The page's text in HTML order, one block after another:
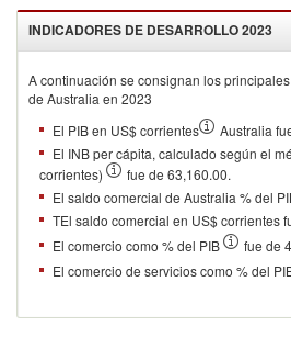
INDICADORES DE DESARROLLO2023
A continuación se consignan los
de Australia en 2023
El PIB en US$ corrientes
Australia
El INB per cápita, calculado según el
corrientes)
fue de 63,160.00.
El saldo comercial de Australia % del
TEl saldo comercial en US$ corrientes
El comercio como % del PIB
fue de
El comercio de servicios como % del